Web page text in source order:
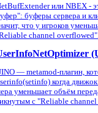
или NBEX -
буферы сервера и
что у игроков
channel overflowed".
— metamod-плагин,
когда
уменьшает объём
с "Reliable